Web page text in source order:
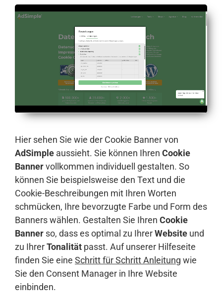
Hier sehen Sie wie der Cookie Banner von
AdSimple aussieht. Sie können Ihren Cookie
Bannervollkommen individuell gestalten. So
können Sie beispielsweise den Text und die
Cookie-Beschreibungen mit Ihren Worten
schmücken, Ihre bevorzugte Farbe und Form des
Banners wählen. Gestalten Sie Ihren Cookie
Banner so, dass es optimal zu IhrerWebsite und
zu IhrerTonalität passt. Auf unserer Hilfeseite
finden Sie eine Schritt für Schritt Anleitung wie
Sie den Consent Manager in Ihre Website
einbinden.